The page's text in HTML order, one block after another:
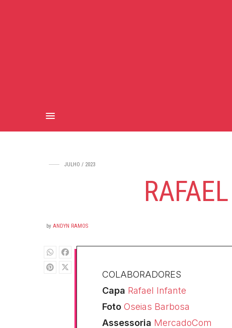
JULHO / 2023
by ANDYN RAMOS
COLABORADORES
Capa Rafael Infante
Foto Oseias Barbosa
Assessoria MercadoCom